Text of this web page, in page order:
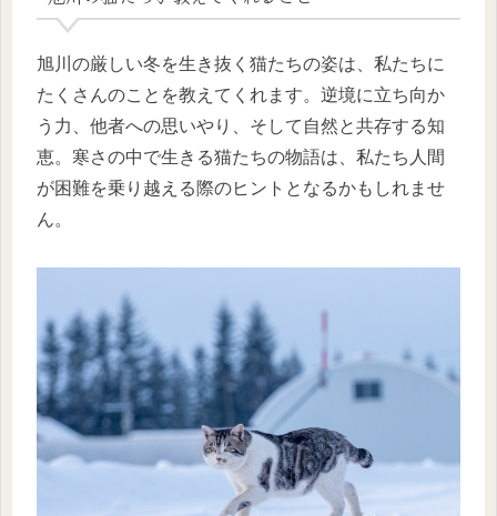
旭川の厳しい冬を生き抜く猫たちの姿は、私たちに
たくさんのことを教えてくれます。逆境に立ち向か
う力、他者への思いやり、そして自然と共存する知
恵。寒さの中で生きる猫たちの物語は、私たち人間
が困難を乗り越える際のヒントとなるかもしれませ
ん。